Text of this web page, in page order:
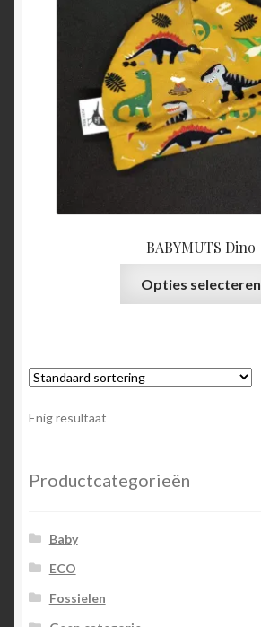
BABYMUTS Dino
Opties selecteren
Enig resultaat
Productcategorieën
Baby
ECO
Fossielen